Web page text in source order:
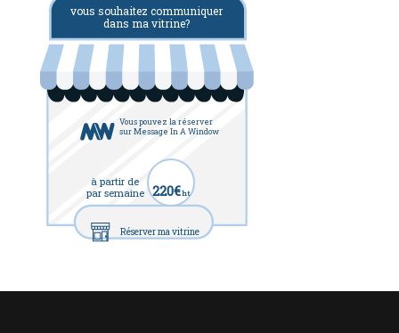
vous souhaitez communiquer
dans ma vitrine?
Vous pouvez la réserver
sur Message In A Window
à partir de
par semaine 220€ht
Réserver ma vitrine